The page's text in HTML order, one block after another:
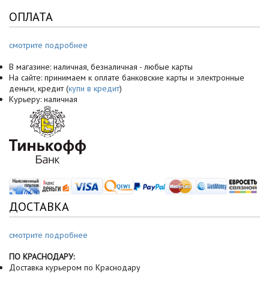
ОПЛАТА
смотрите подробнее
В магазине: наличная, безналичная - любые карты
На сайте: принимаем к оплате банковские карты и электронные
деньги, кредит (купи в кредит)
Курьеру: наличная
ДОСТАВКА
смотрите подробнее
ПО КРАСНОДАРУ:
Доставка курьером по Краснодару